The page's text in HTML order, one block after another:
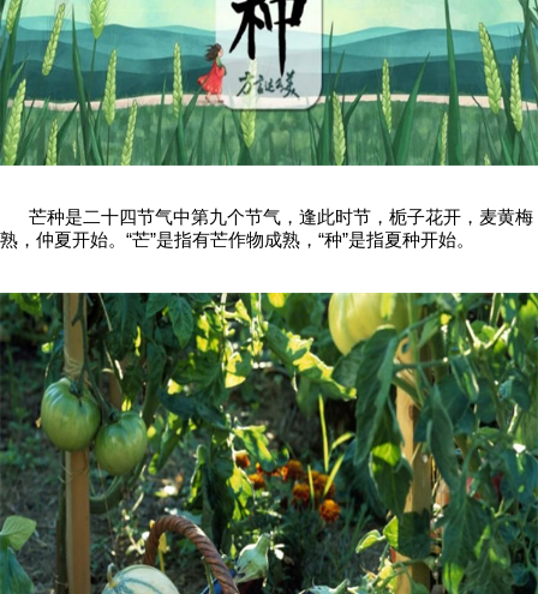
芒种是二十四节气中第九个节气，逢此时节，栀子花开，麦黄梅
熟，仲夏开始。“芒”是指有芒作物成熟，“种”是指夏种开始。